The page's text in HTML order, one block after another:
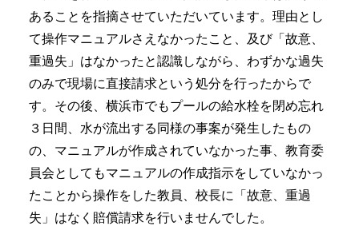
あることを指摘させていただいています。理由とし
て操作マニュアルさえなかったこと、及び「故意、
重過失」はなかったと認識しながら、わずかな過失
のみで現場に直接請求という処分を行ったからで
す。その後、横浜市でもプールの給水栓を閉め忘れ
３日間、水が流出する同様の事案が発生したもの
の、マニュアルが作成されていなかった事、教育委
員会としてもマニュアルの作成指示をしていなかっ
たことから操作をした教員、校長に「故意、重過
失」はなく賠償請求を行いませんでした。